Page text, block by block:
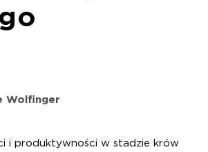
Wolfinger
i produktywności w stadzie krów